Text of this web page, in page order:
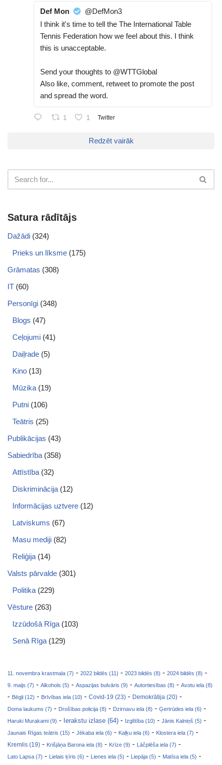
Def Mon
@DefMon3
I think it's time to tell the The International Table
Tennis Federation how we feel about this. I think
this is unacceptable.
Send your thoughts to @WTTGlobal
Also like, comment, retweet to promote the post
and spread the word.
1 1 Twitter
Redzēt vairāk
Satura rādītājs
Dažādi (324)
Prieks un līksme (175)
Grāmatas (308)
IT (60)
Personīgi (348)
Blogs (47)
Ceļojumi (41)
Daiļrade (5)
Kino (13)
Mūzika (19)
Putni (106)
Teātris (25)
Publikācijas (43)
Sabiedrība (358)
Attīstība (32)
Diskriminācija (12)
Informācijas uztvere (12)
Latviskums (67)
Masu mediji (82)
Reliģija (14)
Valsts pārvalde (301)
Politika (229)
Vēsture (263)
Izzūdošā Rīga (103)
Senā Rīga (129)
11. novembra krastmala (7) - 2022 bildēs (11) - 2023 bildēs (8) - 2024 bildēs (8) -
9. maijs (7) - Alkohols (5) - Aspazijas bulvāris (9) - Autortiesības (8) - Avotu iela (8)
- Bēgļi (12) - Brīvības iela (10) - Covid-19 (23) - Demokrātija (20) -
Doma laukums (7) - Drošības policija (8) - Dzirnavu iela (8) - Ģertrūdes iela (6) -
Haruki Murakami (9) - Ierakstu izlase (64) - Izglītība (10) - Jānis Kalniņš (5) -
Jaunais Rīgas teātris (15) - Jēkaba iela (6) - Kaļķu iela (6) - Klostera iela (7) -
Kremlis (19) - Krišjāņa Barona iela (8) - Krīze (9) - Lāčplēša iela (7) -
Lato Lapsa (7) - Lielais ķīris (6) - Lienes iela (5) - Liepāja (5) - Matīsa iela (5) -